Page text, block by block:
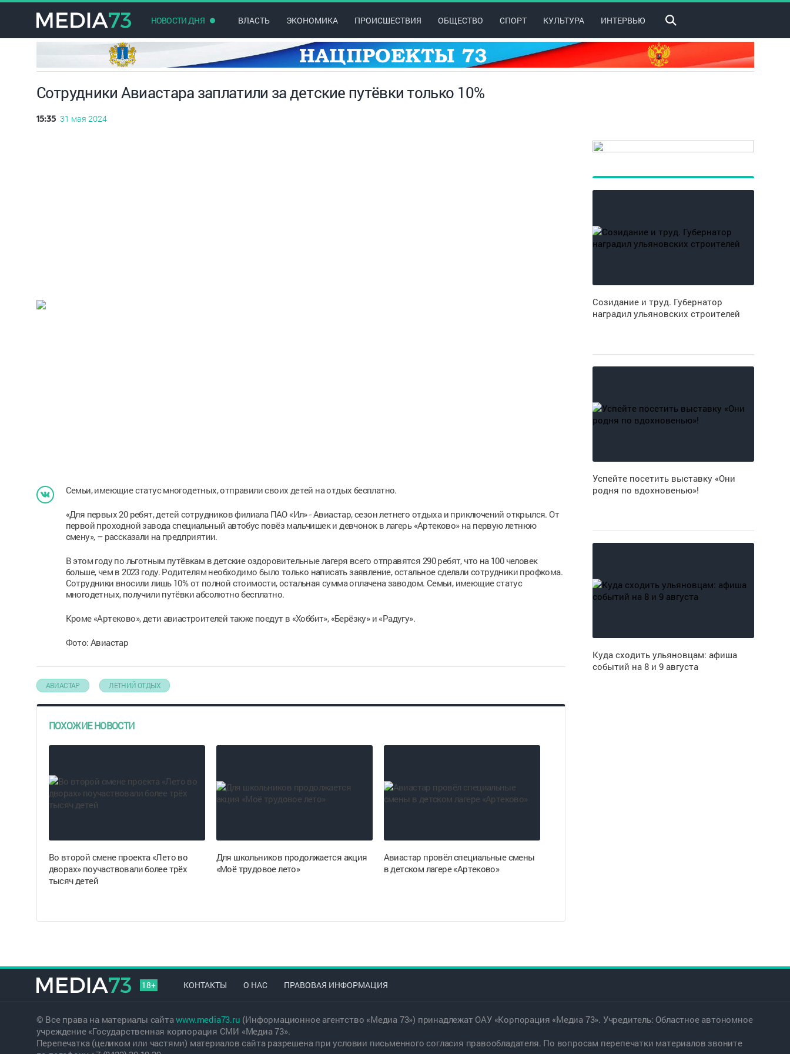
НОВОСТИ ДНЯ ВЛАСТЬ ЭКОНОМИКА ПРОИСШЕСТВИЯ ОБЩЕСТВО СПОРТ КУЛЬТУРА ИНТЕРВЬЮ
Сотрудники Авиастара заплатили за детские путёвки только 10%
15:35 31 мая 2024
Семьи, имеющие статус многодетных, отправили своих детей на отдых бесплатно.
«Для первых 20 ребят, детей сотрудников филиала ПАО «Ил» - Авиастар, сезон летнего отдыха и приключений открылся. От
первой проходной завода специальный автобус повёз мальчишек и девчонок в лагерь «Артеково» на первую летнюю
смену», – рассказали на предприятии.
В этом году по льготным путёвкам в детские оздоровительные лагеря всего отправятся 290 ребят, что на 100 человек
больше, чем в 2023 году. Родителям необходимо было только написать заявление, остальное сделали сотрудники профкома.
Сотрудники вносили лишь 10% от полной стоимости, остальная сумма оплачена заводом. Семьи, имеющие статус
многодетных, получили путёвки абсолютно бесплатно.
Кроме «Артеково», дети авиастроителей также поедут в «Хоббит», «Берёзку» и «Радугу».
Фото: Авиастар
АВИАСТАР ЛЕТНИЙ ОТДЫХ
ПОХОЖИЕ НОВОСТИ
Во второй смене проекта «Лето во
дворах» поучаствовали более трёх
тысяч детей
Для школьников продолжается акция
«Моё трудовое лето»
Авиастар провёл специальные смены
в детском лагере «Артеково»
Созидание и труд. Губернатор
наградил ульяновских строителей
Успейте посетить выставку «Они
родня по вдохновенью»!
Куда сходить ульяновцам: афиша
событий на 8 и 9 августа
18+ КОНТАКТЫ О НАС ПРАВОВАЯ ИНФОРМАЦИЯ
© Все права на материалы сайтаwww.media73.ru (Информационное агентство «Медиа 73») принадлежат ОАУ «Корпорация «Медиа 73». Учредитель: Областное автономное
учреждение «Государственная корпорация СМИ «Медиа 73».
Перепечатка (целиком или частями) материалов сайта разрешена при условии письменного согласия правообладателя. По вопросам перепечатки материалов звоните